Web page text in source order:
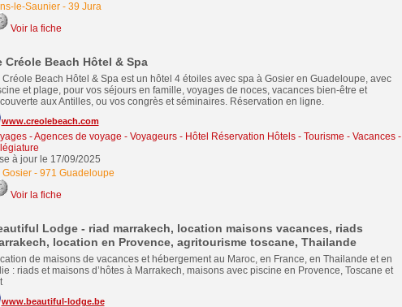
le-Saunier- 39 Jura
Voir la fiche
Créole Beach Hôtel & Spa
Créole Beach Hôtel & Spa est un hôtel 4 étoiles avec spa à Gosier en Guadeloupe, avec
et plage, pour vos séjours en famille, voyages de noces, vacances bien-être et
aux Antilles, ou vos congrès et séminaires. Réservation en ligne.
www.creolebeach.com
- Agences de voyage - Voyageurs- Hôtel Réservation Hôtels- Tourisme - Vacances -
à jour le 17/09/2025
Gosier- 971 Guadeloupe
Voir la fiche
Lodge - riad marrakech, location maisons vacances, riads
location en Provence, agritourisme toscane, Thailande
de maisons de vacances et hébergement au Maroc, en France, en Thailande et en
: riads et maisons d’hôtes à Marrakech, maisons avec piscine en Provence, Toscane et
www.beautiful-lodge.be